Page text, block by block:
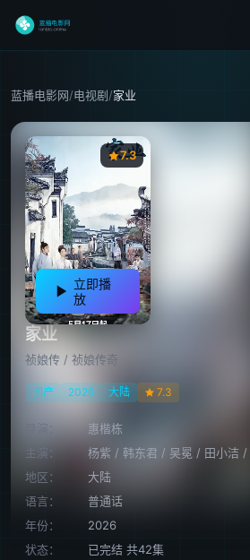
蓝播电影网/电视剧/家业
7.3
立即播
放
家业
祯娘传 / 祯娘传奇
国产 2026 大陆 7.3
惠楷栋
主演：
杨紫 / 韩东君 / 吴冕 / 田小洁 /
地区：
大陆
语言：
普通话
年份：
2026
状态：
已完结 共42集